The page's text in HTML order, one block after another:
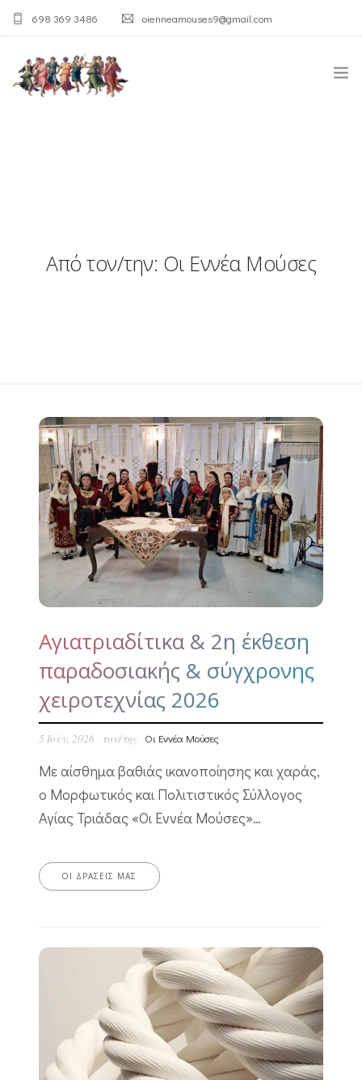
698 369 3486 oienneamouses9@gmail.com
ΛΑΟΓΡΑΦΙΚΌ ΜΟΥΣΕΊΟ
Από τον/την: Οι Εννέα Μούσες
Αγιατριαδίτικα & 2η έκθεση
παραδοσιακής & σύγχρονης
χειροτεχνίας 2026
5 Ιούν, 2026 του/της Οι Εννέα Μούσες
Με αίσθημα βαθιάς ικανοποίησης και χαράς,
ο Μορφωτικός και Πολιτιστικός Σύλλογος
Αγίας Τριάδας «Οι Εννέα Μούσες»…
ΟΙ ΔΡΆΣΕΙΣ ΜΑΣ